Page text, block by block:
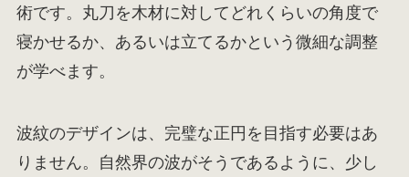
術です。丸刀を木材に対してどれくらいの角度で
寝かせるか、あるいは立てるかという微細な調整
が学べます。
波紋のデザインは、完璧な正円を目指す必要はあ
りません。自然界の波がそうであるように、少し